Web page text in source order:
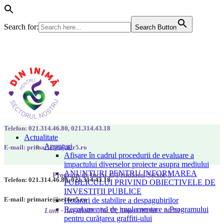
Search for: Search Button
Actualitate
Anunțuri
Afișare în cadrul procedurii de evaluare a
impactului diverselor proiecte asupra mediului
ANUNȚURI PENTRU INFORMAREA
PUBLICULUI PRIVIND OBIECTIVELE DE
INVESTIȚII PUBLICE
Hotarari de stabilire a despagubirilor
Regulamentul de implementare a Programului
pentru curățarea graffiti-ului
Telefon: 021.314.46.80, 021.314.43.18
E-mail: primarie@sector5.ro
Program de lucru al Primăriei Sector 5
Luni - Joi 08:00 - 16:30; Vineri 08:00 - 14:00
Telefon: 021.314.46.80, 021.314.43.18
E-mail: primarie@sector5.ro